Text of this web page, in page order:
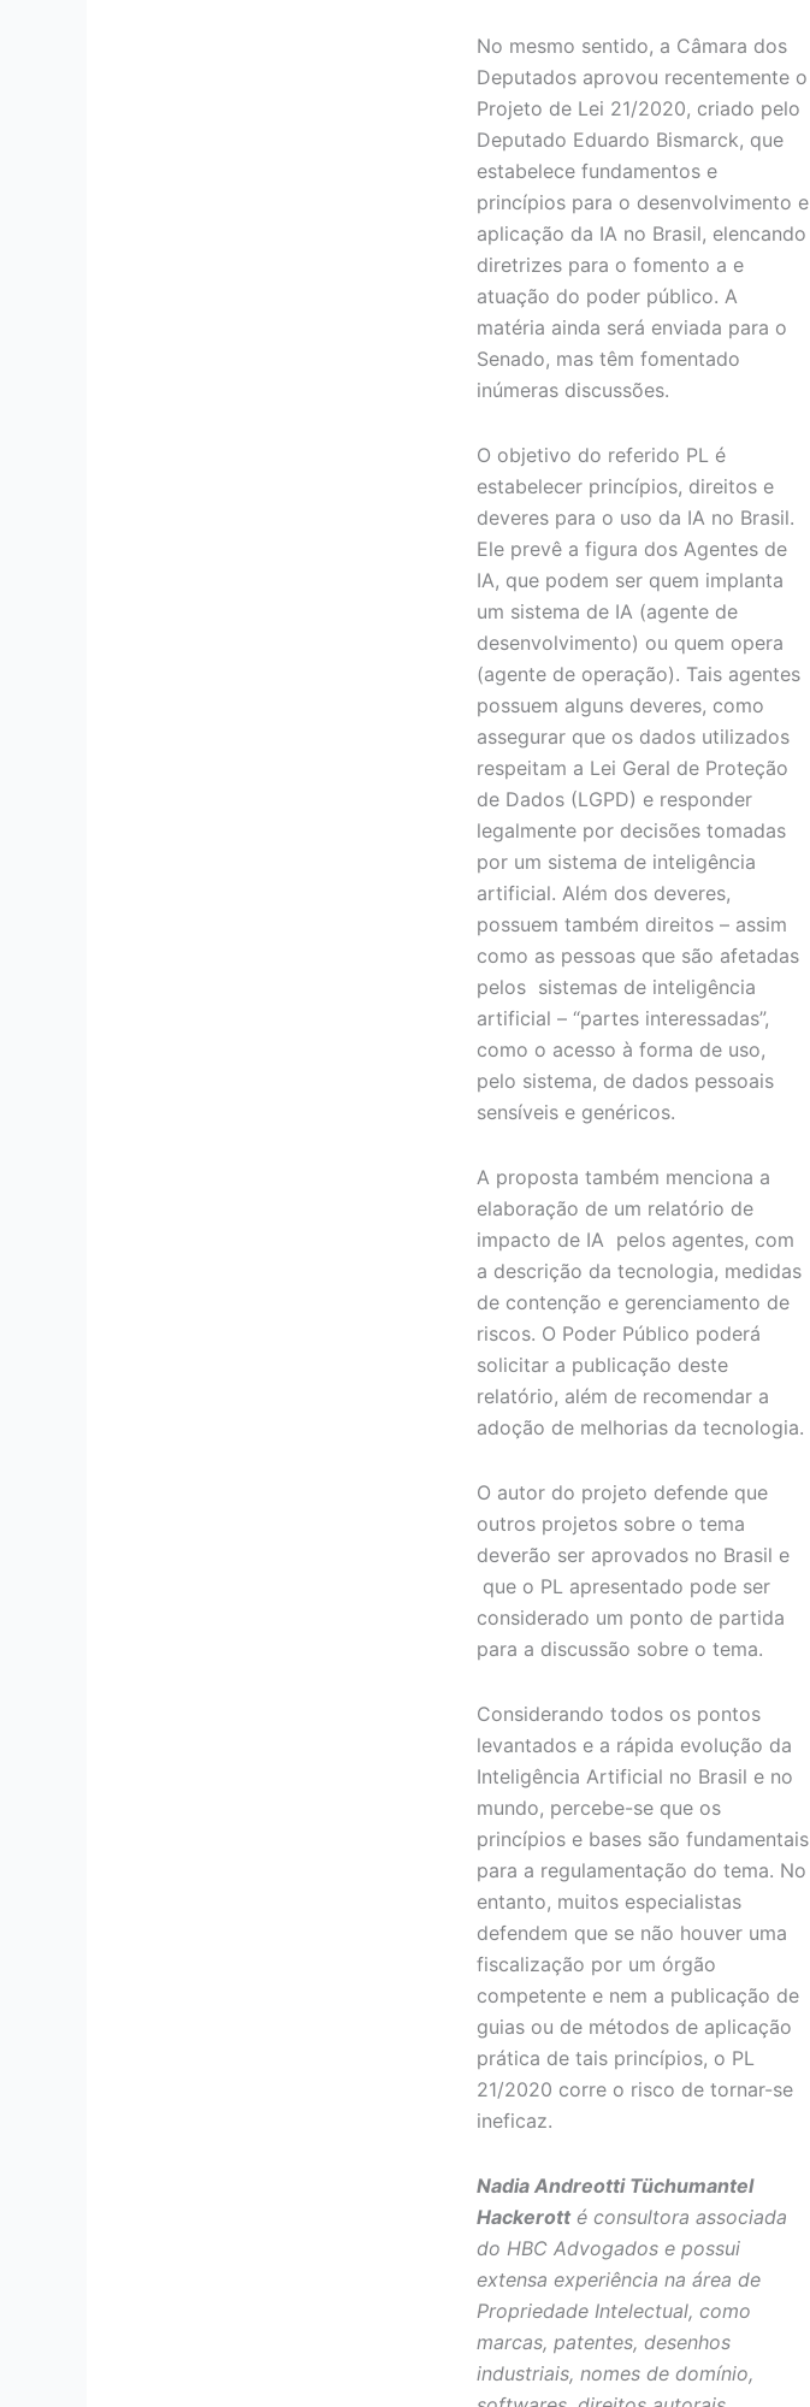
No mesmo sentido, a Câmara dos
Deputados aprovou recentemente o
Projeto de Lei 21/2020, criado pelo
Deputado Eduardo Bismarck, que
estabelece fundamentos e
princípios para o desenvolvimento e
aplicação da IA no Brasil, elencando
diretrizes para o fomento a e
atuação do poder público. A
matéria ainda será enviada para o
Senado, mas têm fomentado
inúmeras discussões.
O objetivo do referido PL é
estabelecer princípios, direitos e
deveres para o uso da IA no Brasil.
Ele prevê a figura dos Agentes de
IA, que podem ser quem implanta
um sistema de IA (agente de
desenvolvimento) ou quem opera
(agente de operação). Tais agentes
possuem alguns deveres, como
assegurar que os dados utilizados
respeitam a Lei Geral de Proteção
de Dados (LGPD) e responder
legalmente por decisões tomadas
por um sistema de inteligência
artificial. Além dos deveres,
possuem também direitos – assim
como as pessoas que são afetadas
pelos sistemas de inteligência
artificial – “partes interessadas”,
como o acesso à forma de uso,
pelo sistema, de dados pessoais
sensíveis e genéricos.
A proposta também menciona a
elaboração de um relatório de
impacto de IA pelos agentes, com
a descrição da tecnologia, medidas
de contenção e gerenciamento de
riscos. O Poder Público poderá
solicitar a publicação deste
relatório, além de recomendar a
adoção de melhorias da tecnologia.
O autor do projeto defende que
outros projetos sobre o tema
deverão ser aprovados no Brasil e
que o PL apresentado pode ser
considerado um ponto de partida
para a discussão sobre o tema.
Considerando todos os pontos
levantados e a rápida evolução da
Inteligência Artificial no Brasil e no
mundo, percebe-se que os
princípios e bases são fundamentais
para a regulamentação do tema. No
entanto, muitos especialistas
defendem que se não houver uma
fiscalização por um órgão
competente e nem a publicação de
guias ou de métodos de aplicação
prática de tais princípios, o PL
21/2020 corre o risco de tornar-se
ineficaz.
Nadia Andreotti Tüchumantel
Hackerotté consultora associada
do HBC Advogados e possui
extensa experiência na área de
Propriedade Intelectual, como
marcas, patentes, desenhos
industriais, nomes de domínio,